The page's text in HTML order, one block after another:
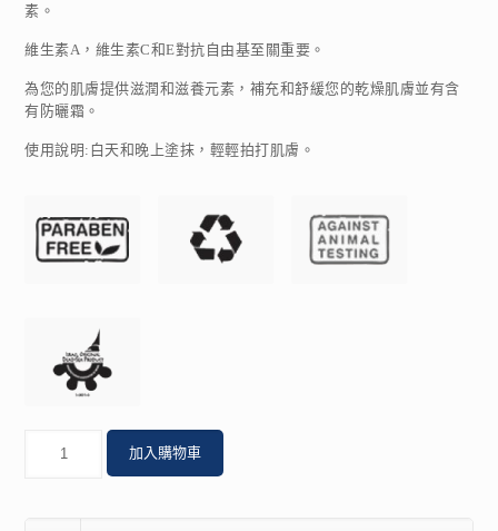
素。
維生素A，維生素C和E對抗自由基至關重要。
為您的肌膚提供滋潤和滋養元素，補充和舒緩您的乾燥肌膚並有含
有防曬霜。
使用說明:白天和晚上塗抹，輕輕拍打肌膚。
加入購物車